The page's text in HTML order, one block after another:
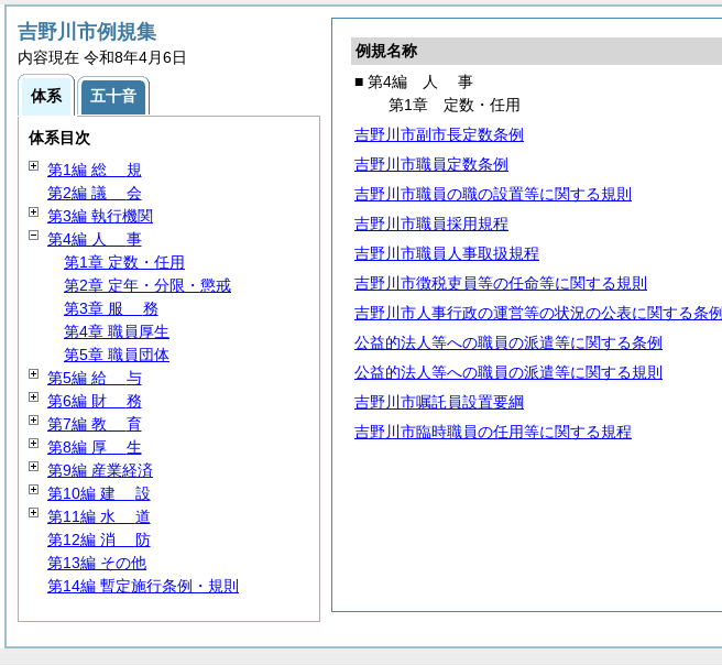
例規名称
■ 第4編
人 事
第1章 定数・任用
吉野川市副市長定数条例
吉野川市職員定数条例
吉野川市職員の職の設置等に関する規則
吉野川市職員採用規程
吉野川市職員人事取扱規程
吉野川市徴税吏員等の任命等に関する規則
吉野川市人事行政の運営等の状況の公表に関する条例
公益的法人等への職員の派遣等に関する条例
公益的法人等への職員の派遣等に関する規則
吉野川市嘱託員設置要綱
吉野川市臨時職員の任用等に関する規程
吉野川市例規集
内容現在 令和8年4月6日
体系 五十音
体系目次
第1編 総 規
第2編 議 会
第3編 執行機関
第4編 人 事
第1章 定数・任用
第2章 定年・分限・懲戒
第3章 服 務
第4章 職員厚生
第5章 職員団体
第5編 給 与
第6編 財 務
第7編 教 育
第8編 厚 生
第9編 産業経済
第10編 建 設
第11編 水 道
第12編 消 防
第13編 その他
第14編 暫定施行条例・規則